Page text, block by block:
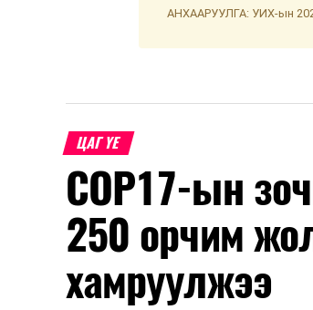
АНХААРУУЛГА: УИХ-ын
ЦАГ ҮЕ
COP17-ын
250 орчим
хамруулжээ